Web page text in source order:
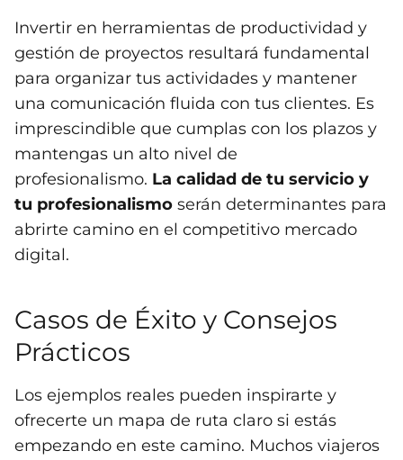
Invertir en herramientas de productividad y
gestión de proyectos resultará fundamental
para organizar tus actividades y mantener
una comunicación fluida con tus clientes. Es
imprescindible que cumplas con los plazos y
mantengas un alto nivel de
profesionalismo. La calidad de tu servicio y
tu profesionalismo serán determinantes para
abrirte camino en el competitivo mercado
digital.
Casos de Éxito y Consejos
Prácticos
Los ejemplos reales pueden inspirarte y
ofrecerte un mapa de ruta claro si estás
empezando en este camino. Muchos viajeros